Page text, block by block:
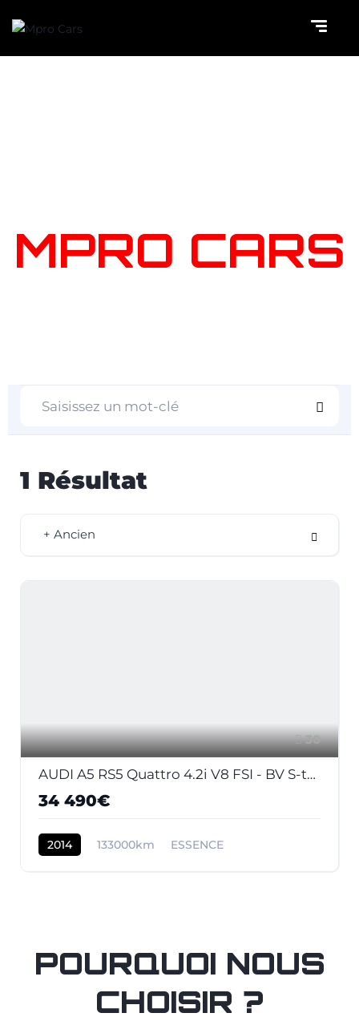
MPRO CARS
1 Résultat
+ Ancien
30
AUDI A5 RS5 Quattro 4.2i V8 FSI - BV S-tronic RS5 COUPE . PHASE 2
34 490€
2014 133000km ESSENCE
POURQUOI NOUS
CHOISIR ?